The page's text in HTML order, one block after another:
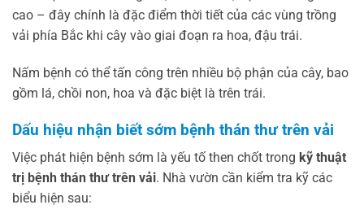
cao – đây chính là đặc điểm thời tiết của các vùng trồng
vải phía Bắc khi cây vào giai đoạn ra hoa, đậu trái.
Nấm bệnh có thể tấn công trên nhiều bộ phận của cây, bao
gồm lá, chồi non, hoa và đặc biệt là trên trái.
Dấu hiệu nhận biết sớm bệnh thán thư trên vải
Việc phát hiện bệnh sớm là yếu tố then chốt trong kỹ thuật
trị bệnh thán thư trên vải. Nhà vườn cần kiểm tra kỹ các
biểu hiện sau: